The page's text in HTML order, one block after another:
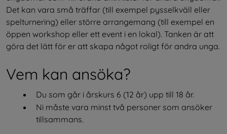
Det kan vara små träffar (till exempel pysselkväll eller
spelturnering) eller större arrangemang (till exempel en
öppen workshop eller ett event i en lokal). Tanken är att
göra det lätt för er att skapa något roligt för andra unga.
Vem kan ansöka?
Du som går i årskurs 6 (12 år) upp till 18 år.
Ni måste vara minst två personer som ansöker
tillsammans.